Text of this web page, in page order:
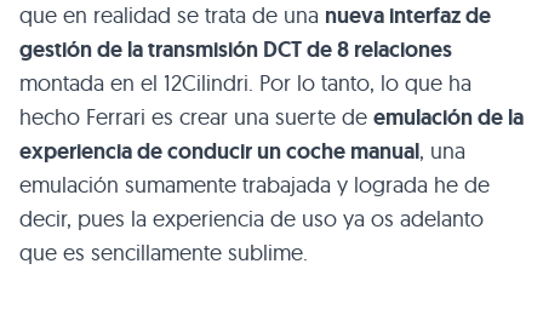
que en realidad se trata de una nueva interfaz de
gestión de la transmisión DCT de 8 relaciones
montada en el 12Cilindri. Por lo tanto, lo que ha
hecho Ferrari es crear una suerte de emulación de la
experiencia de conducir un coche manual, una
emulación sumamente trabajada y lograda he de
decir, pues la experiencia de uso ya os adelanto
que es sencillamente sublime.